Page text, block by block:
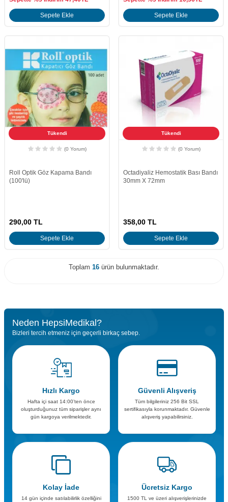
Sepete Ekle Sepete Ekle
Tükendi
(0 Yorum)
Roll Optik Göz Kapama Bandı
(100'lü)
290,00 TL
Sepete Ekle
Tükendi
(0 Yorum)
Octadiyaliz Hemostatik Bası Bandı
30mm X 72mm
358,00 TL
Sepete Ekle
Toplam 16 ürün bulunmaktadır.
Neden HepsiMedikal?
Bizleri tercih etmeniz için geçerli birkaç sebep.
Hızlı Kargo
Hafta içi saat 14:00’ten önce
oluşturduğunuz tüm siparişler aynı
gün kargoya verilmektedir.
Güvenli Alışveriş
Tüm bilgileriniz 256 Bit SSL
sertifikasıyla korunmaktadır. Güvenle
alışveriş yapabilirsiniz.
Kolay İade
14 gün içinde satılabilirlik özelliğini
Ücretsiz Kargo
1500 TL ve üzeri alışverişlerinizde